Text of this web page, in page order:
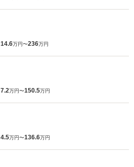
14.6万円〜236万円
7.2万円〜150.5万円
4.5万円〜136.6万円